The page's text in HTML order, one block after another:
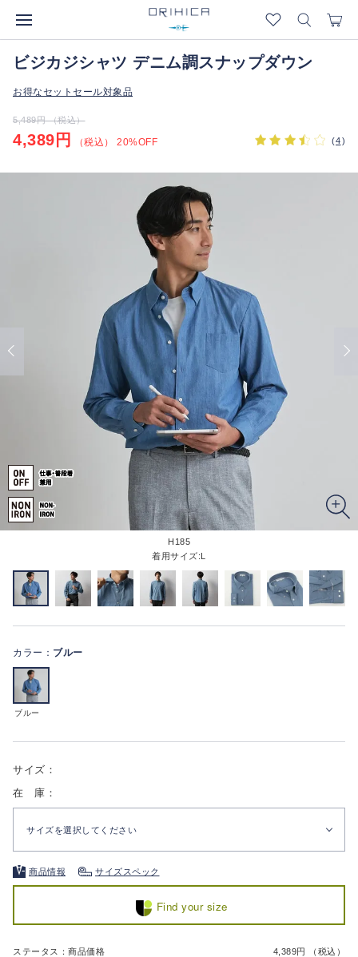
ビジカジシャツ デニム調スナップダウン
お得なセットセール対象品
5,489円 （税込）
4,389円 （税込） 20%OFF (4)
H185
着用サイズ:L
カラー： ブルー
ブルー
サイズ：
在 庫：
サイズを選択してください
商品情報 サイズスペック
Find your size
ステータス：商品価格 4,389円 （税込）